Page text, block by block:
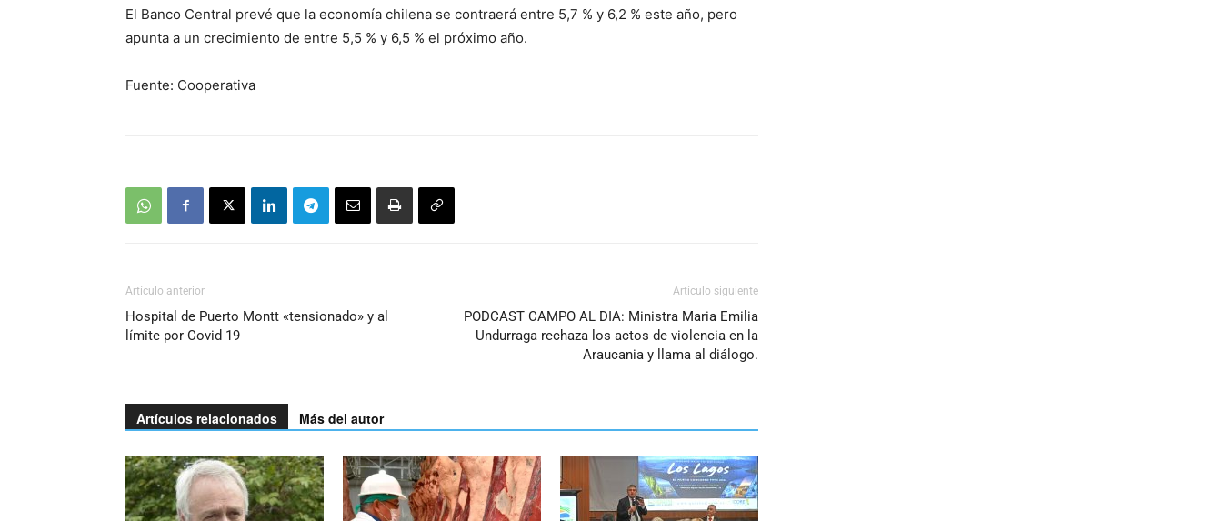
El Banco Central prevé que la economía chilena se contraerá entre 5,7 % y 6,2 % este año, pero
apunta a un crecimiento de entre 5,5 % y 6,5 % el próximo año.
Fuente: Cooperativa
Artículo anterior
Hospital de Puerto Montt «tensionado» y al
límite por Covid 19
Artículo siguiente
PODCAST CAMPO AL DIA: Ministra Maria Emilia
Undurraga rechaza los actos de violencia en la
Araucania y llama al diálogo.
Artículos relacionados Más del autor